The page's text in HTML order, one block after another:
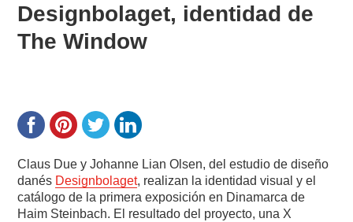
Designbolaget, identidad de
The Window
Claus Due y Johanne Lian Olsen, del estudio de diseño
danés Designbolaget, realizan la identidad visual y el
catálogo de la primera exposición en Dinamarca de
Haim Steinbach. El resultado del proyecto, una X